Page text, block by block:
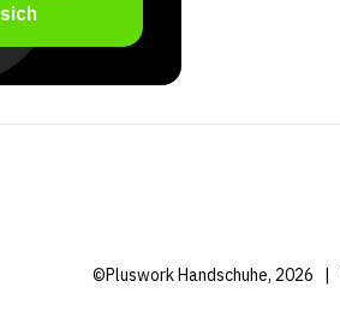
sich
©Pluswork Handschuhe, 2026